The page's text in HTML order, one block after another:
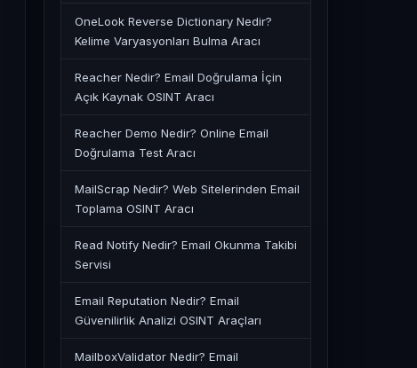
OneLook Reverse Dictionary Nedir?
Kelime Varyasyonları Bulma Aracı
Reacher Nedir? Email Doğrulama İçin
Açık Kaynak OSINT Aracı
Reacher Demo Nedir? Online Email
Doğrulama Test Aracı
MailScrap Nedir? Web Sitelerinden Email
Toplama OSINT Aracı
Read Notify Nedir? Email Okunma Takibi
Servisi
Email Reputation Nedir? Email
Güvenilirlik Analizi OSINT Araçları
MailboxValidator Nedir? Email